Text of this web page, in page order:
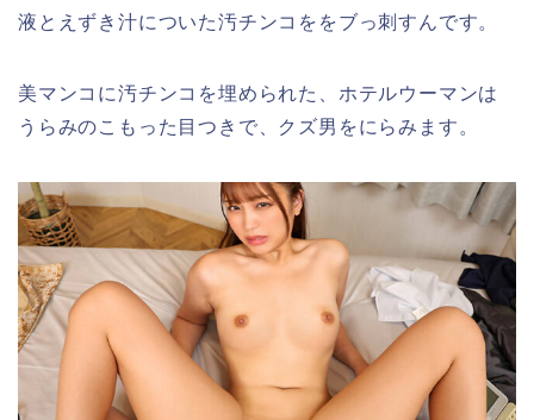
液とえずき汁についた汚チンコををブっ刺すんです。
美マンコに汚チンコを埋められた、ホテルウーマンは
うらみのこもった目つきで、クズ男をにらみます。